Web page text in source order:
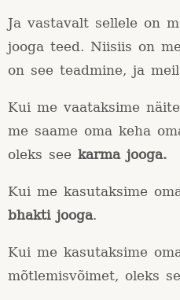
Ja vastavalt sellele on
jooga teed. Niisiis on
on see teadmine, ja
Kui me vaataksime
me saame oma keha
oleks see karma jooga.
Kui me kasutaksime
bhakti jooga.
Kui me kasutaksime
mõtlemisvõimet, oleks